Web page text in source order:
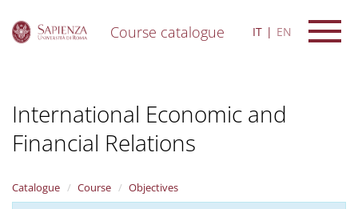
Course catalogue IT EN
International Economic and
Financial Relations
Catalogue Course Objectives